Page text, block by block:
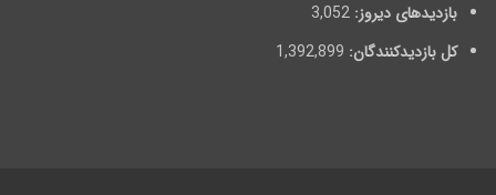
بازدیدهای دیروز: 3,052
کل بازدیدکنند‌گان: 1,392,899